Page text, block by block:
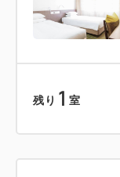
残り 1 室